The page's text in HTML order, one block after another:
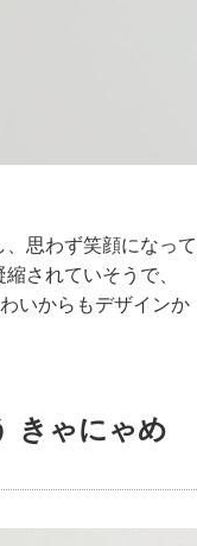
思わず笑顔になって
されていそうで、
いからもデザインか
きゃにゃめ